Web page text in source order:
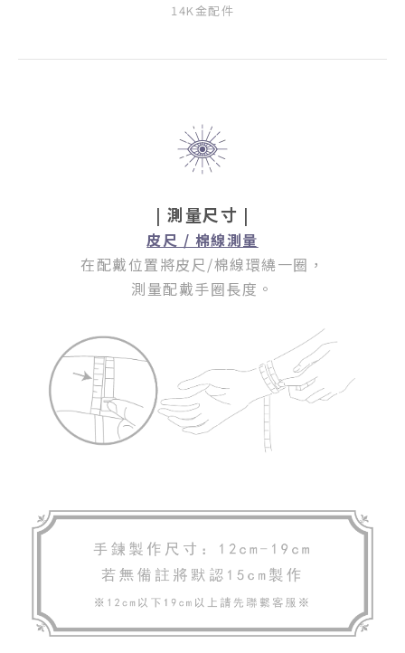
14K金配件
| 測量尺寸 |
皮尺 / 棉線測量
在配戴位置將皮尺/棉線環繞一圈 ，
測量配戴手圈長度。